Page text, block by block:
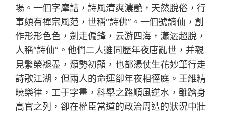
場。一個字摩詰，詩風清爽濃艷，天然脫俗，行
事頗有禪宗風范，世稱“詩佛”。一個號謫仙，創
作形形色色，劍走偏鋒，云游四海，瀟灑超脫，
人稱“詩仙”。他們二人雖同歷年夜唐亂世，并親
見繁榮褪盡，頹勢初顯，也都憑仗生花妙筆行走
詩歌江湖，但兩人的命運卻年夜相徑庭。王維精
曉樂律，工于字畫，科舉之路順風逆水，雖躋身
高官之列，卻在權臣當道的政治周遭的狀況中壯